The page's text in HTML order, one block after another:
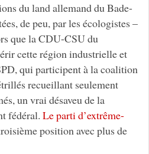
du land allemand du Bade-
de peu, par les écologistes –
que la CDU-CSU du
cette région industrielle et
qui participent à la coalition
recueillant seulement
un vrai désaveu de la
fédéral. Le parti d’extrême-
position avec plus de